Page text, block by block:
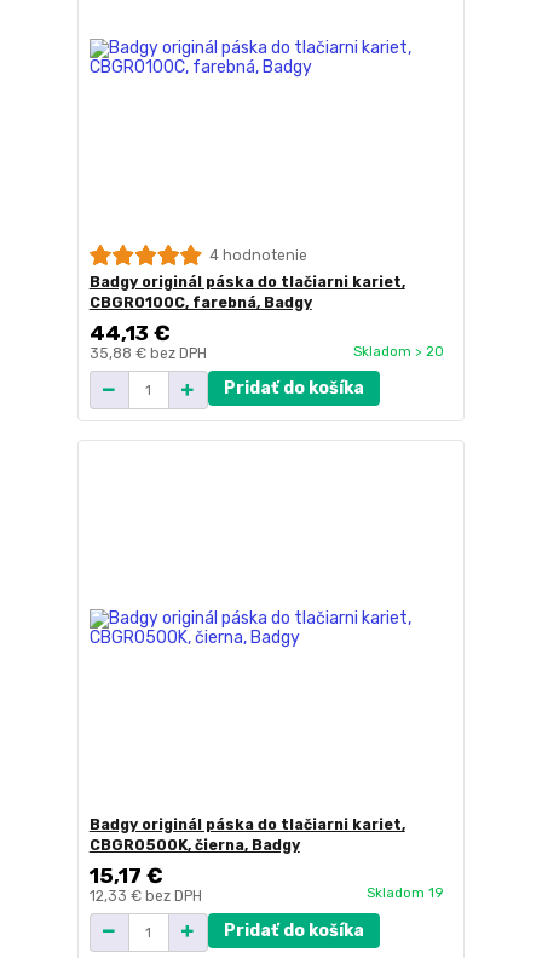
4 hodnotenie
Badgy originál páska do tlačiarni kariet,
CBGR0100C, farebná, Badgy
44,13 €
35,88 € bez DPH Skladom > 20
Pridať do košíka
Badgy originál páska do tlačiarni kariet,
CBGR0500K, čierna, Badgy
15,17 €
12,33 € bez DPH Skladom 19
Pridať do košíka